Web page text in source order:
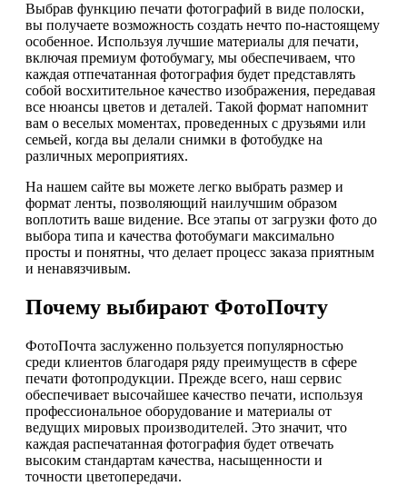
Выбрав функцию печати фотографий в виде полоски,
вы получаете возможность создать нечто по-настоящему
особенное. Используя лучшие материалы для печати,
включая премиум фотобумагу, мы обеспечиваем, что
каждая отпечатанная фотография будет представлять
собой восхитительное качество изображения, передавая
все нюансы цветов и деталей. Такой формат напомнит
вам о веселых моментах, проведенных с друзьями или
семьей, когда вы делали снимки в фотобудке на
различных мероприятиях.
На нашем сайте вы можете легко выбрать размер и
формат ленты, позволяющий наилучшим образом
воплотить ваше видение. Все этапы от загрузки фото до
выбора типа и качества фотобумаги максимально
просты и понятны, что делает процесс заказа приятным
и ненавязчивым.
Почему выбирают ФотоПочту
ФотоПочта заслуженно пользуется популярностью
среди клиентов благодаря ряду преимуществ в сфере
печати фотопродукции. Прежде всего, наш сервис
обеспечивает высочайшее качество печати, используя
профессиональное оборудование и материалы от
ведущих мировых производителей. Это значит, что
каждая распечатанная фотография будет отвечать
высоким стандартам качества, насыщенности и
точности цветопередачи.